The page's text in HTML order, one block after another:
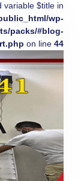
variable $title in
wp-
packs/#blog-
on line 44